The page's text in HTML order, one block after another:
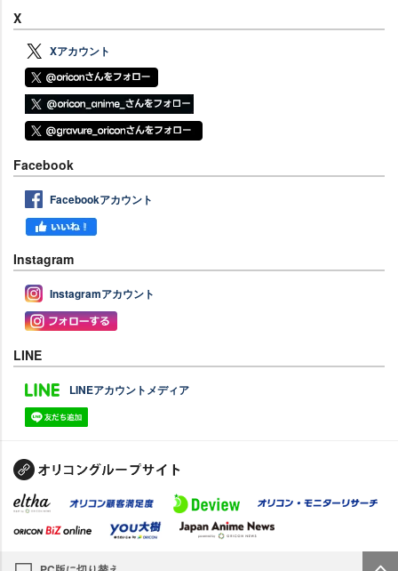
X
Xアカウント
Facebook
Facebookアカウント
Instagram
Instagramアカウント
LINE
LINEアカウントメディア